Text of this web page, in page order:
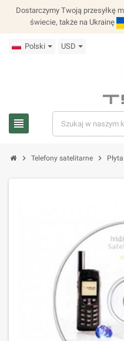
Dostarczymy Twoją przesyłkę
świecie, także na Ukrainę
Polski USD
view_headline
chevron_right Telefony satelitarne chevron_right